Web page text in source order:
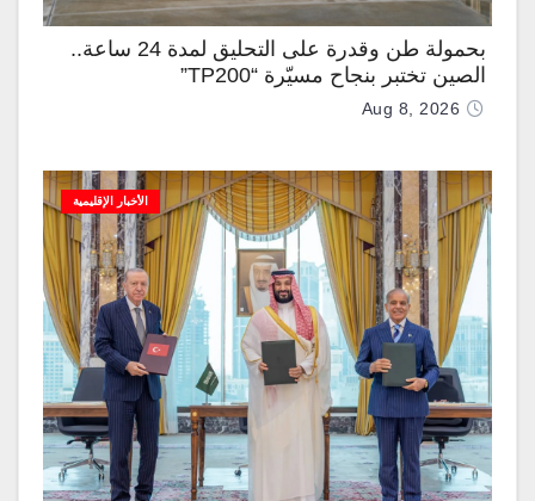
بحمولة طن وقدرة على التحليق لمدة 24 ساعة..
الصين تختبر بنجاح مسيّرة “TP200”
Aug 8, 2026
الأخبار الإقليمية